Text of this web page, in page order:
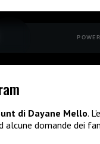
di Dayane Mello.
alcune domande dei